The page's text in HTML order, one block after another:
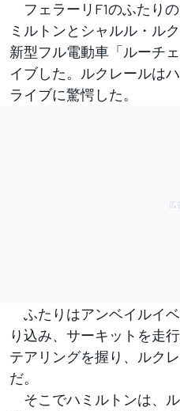
フェラーリF1のふたり
ミルトンとシャルル・ル
新型フル電動車「ルーチ
イブした。ルクレールは
ライブに驚愕した。
ふたりはアンベイルイ
り込み、サーキットを走
テアリングを握り、ルク
だ。
そこでハミルトンは、